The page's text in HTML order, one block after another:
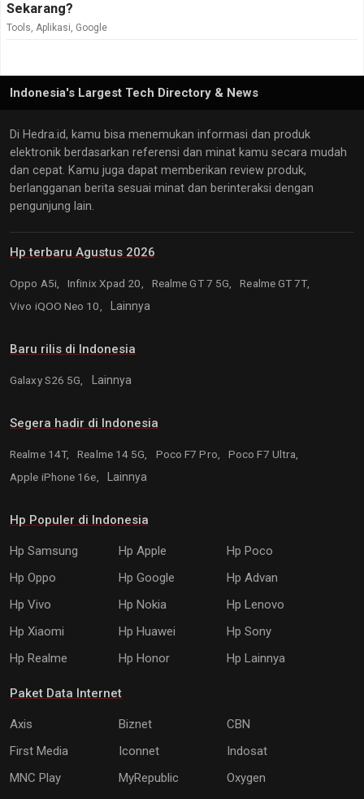
Sekarang?
Tools, Aplikasi, Google
Indonesia's Largest Tech Directory & News
Di Hedra.id, kamu bisa menemukan informasi dan produk
elektronik berdasarkan referensi dan minat kamu secara mudah
dan cepat. Kamu juga dapat memberikan review produk,
berlangganan berita sesuai minat dan berinteraksi dengan
pengunjung lain.
Hp terbaru Agustus 2026
Oppo A5i, Infinix Xpad 20, Realme GT 7 5G,
Realme GT 7T,
Vivo iQOO Neo 10,
Lainnya
Baru rilis di Indonesia
Galaxy S26 5G, Lainnya
Segera hadir di Indonesia
Realme 14T, Realme 14 5G, Poco F7 Pro,
Poco F7 Ultra,
Apple iPhone 16e,
Lainnya
Hp Populer di Indonesia
Hp Samsung Hp Apple
Hp Poco
Hp Oppo
Hp Google
Hp Advan
Hp Vivo
Hp Nokia
Hp Lenovo
Hp Xiaomi
Hp Huawei
Hp Sony
Hp Realme
Hp Honor Hp Lainnya
Paket Data Internet
Axis Biznet
CBN
First Media
Iconnet
Indosat
MNC Play
MyRepublic
Oxygen